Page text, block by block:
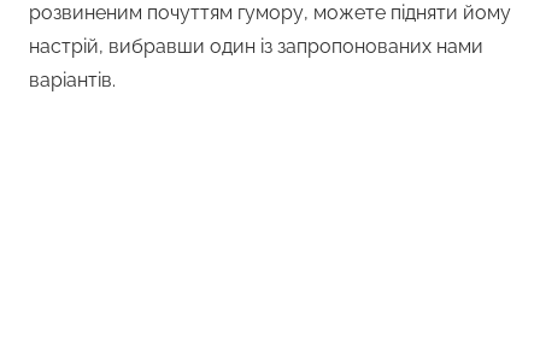
розвиненим почуттям гумору, можете підняти йому
настрій, вибравши один із запропонованих нами
варіантів.